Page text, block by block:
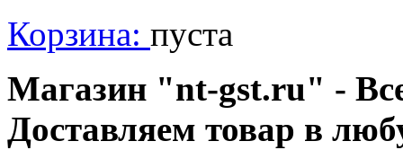
Корзина: пуста
Магазин "nt-gst.ru" -
Доставляем товар в